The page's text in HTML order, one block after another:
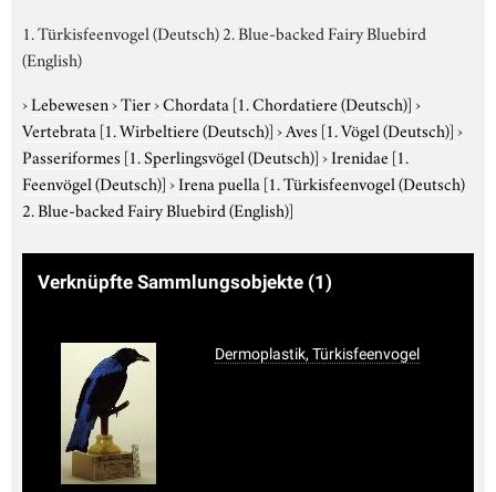
1. Türkisfeenvogel (Deutsch) 2. Blue-backed Fairy Bluebird
(English)
›Lebewesen›Tier›Chordata [1. Chordatiere (Deutsch)]›
Vertebrata [1. Wirbeltiere (Deutsch)]›Aves [1. Vögel (Deutsch)]›
Passeriformes [1. Sperlingsvögel (Deutsch)]›Irenidae [1.
Feenvögel (Deutsch)]›Irena puella [1. Türkisfeenvogel (Deutsch)
2. Blue-backed Fairy Bluebird (English)]
Verknüpfte Sammlungsobjekte (1)
Dermoplastik, Türkisfeenvogel